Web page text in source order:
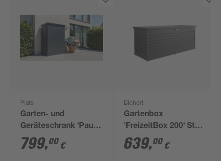
Plats
Garten- und
Geräteschrank 'Paul
L' 133 x 181 x 94 cm
799,00 €
Biohort
Gartenbox
'FreizeitBox 200' Stahl
dunkelgrau 201 x 83 x
79 cm
639,00 €